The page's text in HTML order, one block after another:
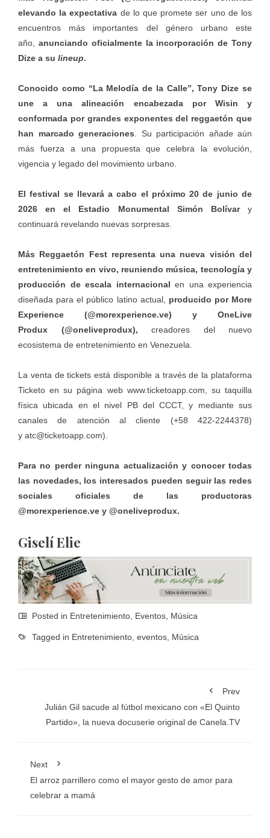
elevando la expectativa de lo que promete ser uno de los
encuentros más importantes del género urbano este
año, anunciando oficialmente la incorporación de Tony
Dize a su lineup.
Conocido como “La Melodía de la Calle”, Tony Dize se
une a una alineación encabezada por Wisin y
conformada por grandes exponentes del reggaetón que
han marcado generaciones . Su participación añade aún
más fuerza a una propuesta que celebra la evolución,
vigencia y legado del movimiento urbano.
El festival se llevará a cabo el próximo 20 de junio de
2026 en el Estadio Monumental Simón Bolívary
continuará revelando nuevas sorpresas.
Más Reggaetón Fest representa una nueva visión del
entretenimiento en vivo, reuniendo música, tecnología y
producción de escala internacional en una experiencia
diseñada para el público latino actual, producido por More
Experience (@morexperience.ve) y OneLive
Produx (@oneliveprodux), creadores del nuevo
ecosistema de entretenimiento en Venezuela.
La venta de tickets está disponible a través de la plataforma
Ticketo en su página web www.ticketoapp.com , su taquilla
física ubicada en el nivel PB del CCCT, y mediante sus
canales de atención al cliente (+58 422-2244378)
y atc@ticketoapp.com).
Para no perder ninguna actualización y conocer todas
las novedades, los interesados pueden seguir las redes
sociales oficiales de las productoras
@morexperience.ve y @oneliveprodux.
Giselí Elie
Posted in Entretenimiento Eventos Música
Tagged in Entretenimiento eventos Música
Prev
Julián Gil sacude al fútbol mexicano con «El Quinto
Partido», la nueva docuserie original de Canela.TV
Next
El arroz parrillero como el mayor gesto de amor para
celebrar a mamá